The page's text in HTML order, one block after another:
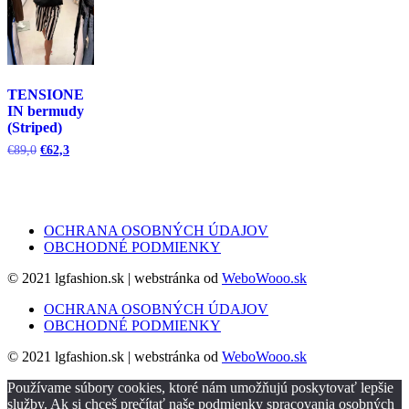
TENSIONE
IN bermudy
(Striped)
€89,0 Pôvodná
€62,3Aktuálna
OCHRANA OSOBNÝCH ÚDAJOV
OBCHODNÉ PODMIENKY
© 2021 lgfashion.sk | webstránka od WeboWooo.sk
OCHRANA OSOBNÝCH ÚDAJOV
OBCHODNÉ PODMIENKY
© 2021 lgfashion.sk | webstránka od WeboWooo.sk
Používame súbory cookies, ktoré nám umožňujú poskytovať lepšie
služby. Ak si chceš prečítať naše podmienky spracovania osobných